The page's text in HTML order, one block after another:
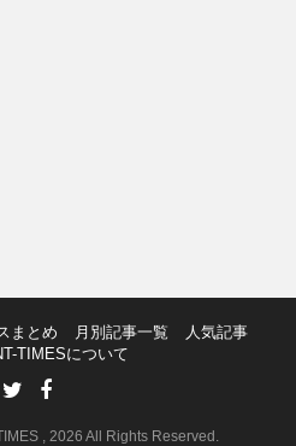
まとめ 月別記事一覧
人気記事
TIMESについて
, 2026 All Rights Reserved.